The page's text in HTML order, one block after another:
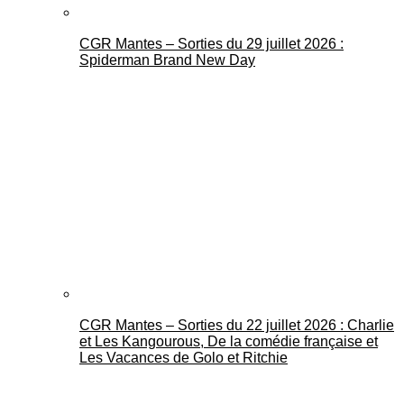
CGR Mantes – Sorties du 29 juillet 2026 :
Spiderman Brand New Day
CGR Mantes – Sorties du 22 juillet 2026 : Charlie
et Les Kangourous, De la comédie française et
Les Vacances de Golo et Ritchie